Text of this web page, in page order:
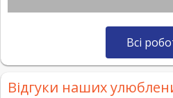
Всі
Відгуки наших